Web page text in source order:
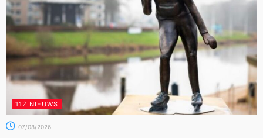
112 NIEUWS
07/08/2026